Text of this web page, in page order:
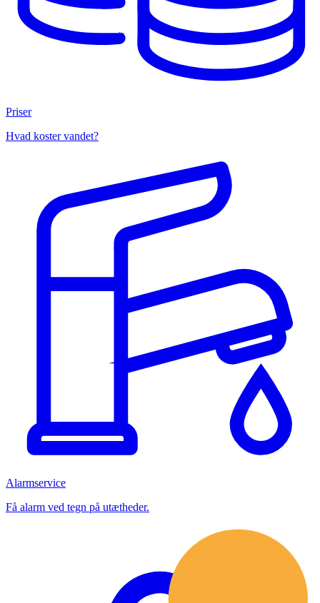
Priser
Hvad koster vandet?
Alarmservice
Få alarm ved tegn på utætheder.